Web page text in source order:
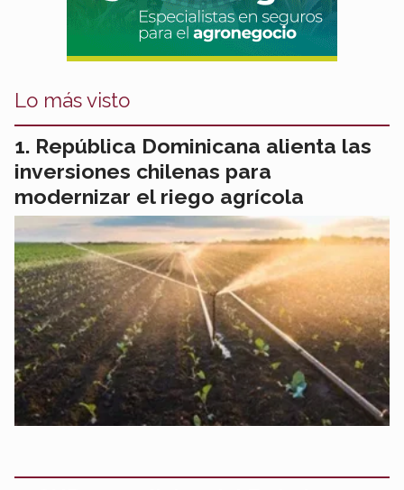
Lo más visto
República Dominicana alienta las
inversiones chilenas para
modernizar el riego agrícola